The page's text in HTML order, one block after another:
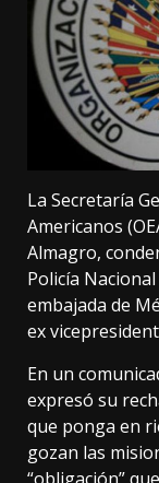
La Secretaría
Americanos
Almagro,
Policía
embajada de
ex
En un
expresó su
que ponga en
gozan las